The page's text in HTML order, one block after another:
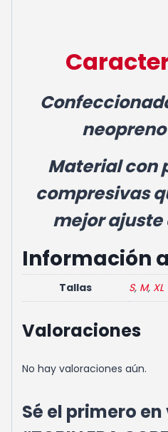
Material con
compresivas
mejor
Información
Tallas S, M, XL
Valoraciones
No hay valoraciones aún.
Sé el primero